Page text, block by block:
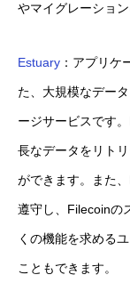
やマイグレーショ
Estuary ：アプリケ
た、大規模なデー
ージサービスです
長なデータをリト
ができます。また
遵守し、Filecoinの
くの機能を求めるユ
こともできます。